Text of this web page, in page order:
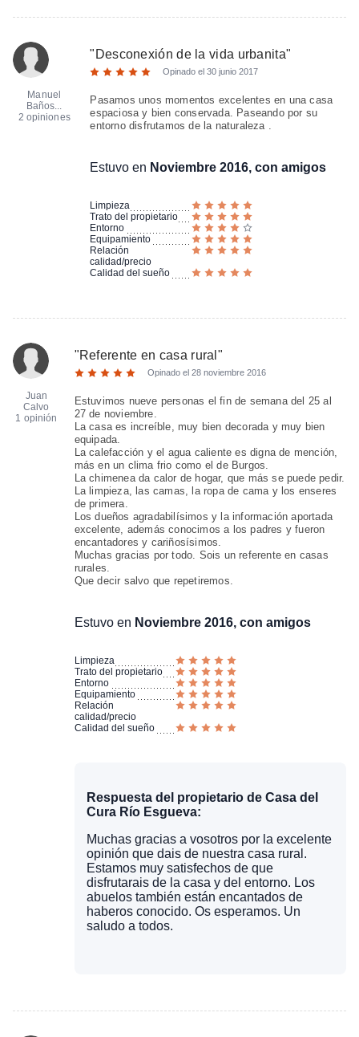
Manuel
Baños...
2 opiniones
" Desconexión de la vida urbanita"
Opinado el30 junio 2017
Pasamos unos momentos excelentes en una casa
espaciosa y bien conservada. Paseando por su
entorno disfrutamos de la naturaleza .
Estuvo en Noviembre 2016, con amigos
Limpieza
Trato del propietario
Entorno
Equipamiento
Relación
calidad/precio
Calidad del sueño
Juan
Calvo
1 opinión
"Referente en casa rural "
Opinado el 28 noviembre 2016
Estuvimos nueve personas el fin de semana del 25 al
27 de noviembre.
La casa es increíble, muy bien decorada y muy bien
equipada.
La calefacción y el agua caliente es digna de mención,
más en un clima frio como el de Burgos.
La chimenea da calor de hogar, que más se puede pedir.
La limpieza, las camas, la ropa de cama y los enseres
de primera.
Los dueños agradabilísimos y la información aportada
excelente, además conocimos a los padres y fueron
encantadores y cariñosísimos.
Muchas gracias por todo. Sois un referente en casas
rurales.
Que decir salvo que repetiremos.
Estuvo en Noviembre 2016, con amigos
Limpieza
Trato del propietario
Entorno
Equipamiento
Relación
calidad/precio
Calidad del sueño
Respuesta del propietario de Casa del
Cura Río Esgueva:
Muchas gracias a vosotros por la excelente
opinión que dais de nuestra casa rural.
Estamos muy satisfechos de que
disfrutarais de la casa y del entorno. Los
abuelos también están encantados de
haberos conocido. Os esperamos. Un
saludo a todos.